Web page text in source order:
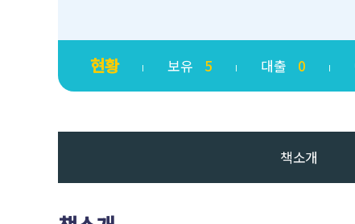
현황 보유 5 대출 0
책소개